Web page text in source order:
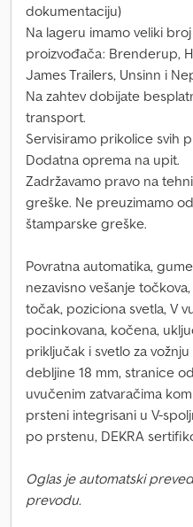
dokumentaciju)
Na lageru imamo veliki
proizvođača: Brenderup,
James Trailers, Unsinn i
Na zahtev dobijate
transport.
Servisiramo prikolice svih
Dodatna oprema na upit.
Zadržavamo pravo na
greške. Ne preuzimamo
štamparske greške.
Povratna automatika,
nezavisno vešanje
točak, poziciona svetla, V
pocinkovana, kočena,
priključak i svetlo za
debljine 18 mm, stranice
uvučenim zatvaračima
prsteni integrisani u V-
po prstenu, DEKRA
Oglas je automatski
prevodu.